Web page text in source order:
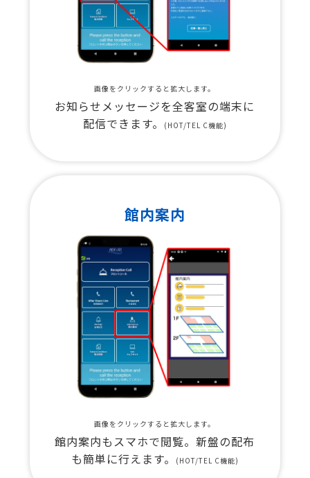
画像をクリックすると拡大します。
お知らせメッセージを全客室の端末に
配信できます。
(HOT/TEL C機能)
館内案内
画像をクリックすると拡大します。
館内案内もスマホで閲覧。新盤の配布
も簡単に行えます。
(HOT/TEL C機能)